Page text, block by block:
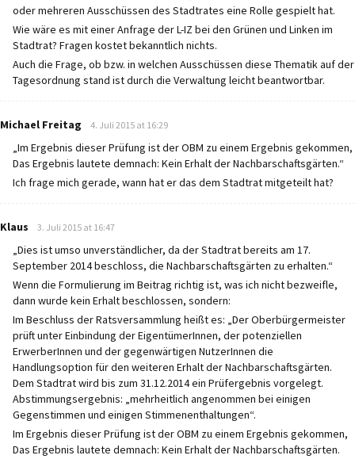
oder mehreren Ausschüssen des Stadtrates eine Rolle gespielt hat.
Wie wäre es mit einer Anfrage der L-IZ bei den Grünen und Linken im
Stadtrat? Fragen kostet bekanntlich nichts.
Auch die Frage, ob bzw. in welchen Ausschüssen diese Thematik auf der
Tagesordnung stand ist durch die Verwaltung leicht beantwortbar.
Michael Freitag says:
4. Juli 2015 at 16:29
„Im Ergebnis dieser Prüfung ist der OBM zu einem Ergebnis gekommen,
Das Ergebnis lautete demnach: Kein Erhalt der Nachbarschaftsgärten.“
Ich frage mich gerade, wann hat er das dem Stadtrat mitgeteilt hat?
Klaus says:
3. Juli 2015 at 16:47
„Dies ist umso unverständlicher, da der Stadtrat bereits am 17.
September 2014 beschloss, die Nachbarschaftsgärten zu erhalten.“
Wenn die Formulierung im Beitrag richtig ist, was ich nicht bezweifle,
dann wurde kein Erhalt beschlossen, sondern:
Im Beschluss der Ratsversammlung heißt es: „Der Oberbürgermeister
prüft unter Einbindung der EigentümerInnen, der potenziellen
ErwerberInnen und der gegenwärtigen NutzerInnen die
Handlungsoption für den weiteren Erhalt der Nachbarschaftsgärten.
Dem Stadtrat wird bis zum 31.12.2014 ein Prüfergebnis vorgelegt.
Abstimmungsergebnis: „mehrheitlich angenommen bei einigen
Gegenstimmen und einigen Stimmenenthaltungen“.
Im Ergebnis dieser Prüfung ist der OBM zu einem Ergebnis gekommen,
Das Ergebnis lautete demnach: Kein Erhalt der Nachbarschaftsgärten.